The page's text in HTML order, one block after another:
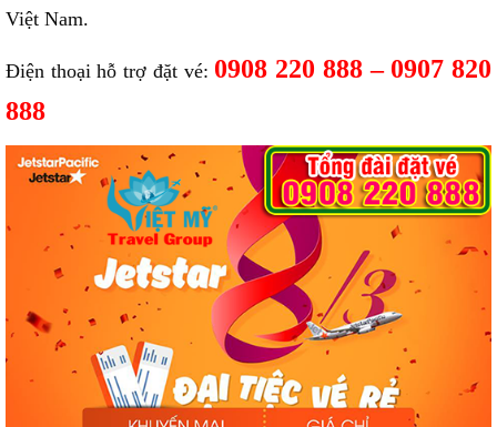
Việt Nam.
Điện thoại hỗ trợ đặt vé: 0908 220 888 – 0907 820
888